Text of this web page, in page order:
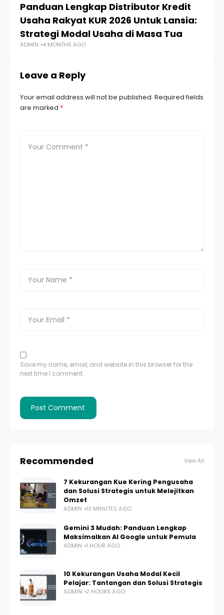
Panduan Lengkap Distributor Kredit
Usaha Rakyat KUR 2026 Untuk Lansia:
Strategi Modal Usaha di Masa Tua
ADMIN 4 MONTHS AGO
Leave a Reply
Your email address will not be published. Required fields
are marked *
Save my name, email, and website in this browser for the
next time I comment.
Recommended View All
7 Kekurangan Kue Kering Pengusaha
dan Solusi Strategis untuk Melejitkan
Omzet
ADMIN 13 MINUTES AGO
Gemini 3 Mudah: Panduan Lengkap
Maksimalkan AI Google untuk Pemula
ADMIN 1 HOUR AGO
10 Kekurangan Usaha Modal Kecil
Pelajar: Tantangan dan Solusi Strategis
ADMIN 2 HOURS AGO